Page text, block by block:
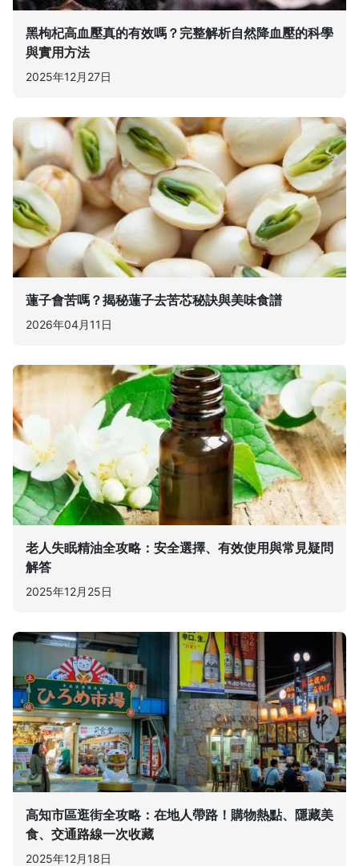
黑枸杞高血壓真的有效嗎？完整解析自然降血壓的科學
與實用方法
2025年12月27日
蓮子會苦嗎？揭秘蓮子去苦芯秘訣與美味食譜
2026年04月11日
老人失眠精油全攻略：安全選擇、有效使用與常見疑問
解答
2025年12月25日
高知市區逛街全攻略：在地人帶路！購物熱點、隱藏美
食、交通路線一次收藏
2025年12月18日